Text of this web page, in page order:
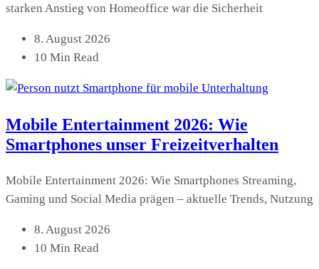
starken Anstieg von Homeoffice war die Sicherheit
8. August 2026
10 Min Read
Mobile Entertainment 2026: Wie
Smartphones unser Freizeitverhalten
Mobile Entertainment 2026: Wie Smartphones Streaming,
Gaming und Social Media prägen – aktuelle Trends, Nutzung
8. August 2026
10 Min Read